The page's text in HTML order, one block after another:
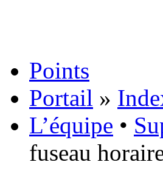
Points
Portail »
L’équipe •
fuseau